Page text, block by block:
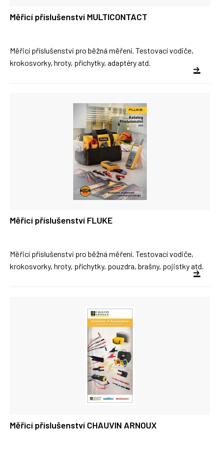
Měřicí příslušenství MULTICONTACT
Měřicí příslušenství pro běžná měření. Testovací vodiče,
krokosvorky, hroty, příchytky, adaptéry atd.
Měřicí příslušenství FLUKE
Měřicí příslušenství pro běžná měření. Testovací vodiče,
krokosvorky, hroty, příchytky, pouzdra, brašny, pojistky atd.
Měřicí příslušenství CHAUVIN ARNOUX